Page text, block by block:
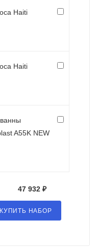
Haiti
Haiti
A55K NEW
47 932 ₽
КУПИТЬ НАБОР